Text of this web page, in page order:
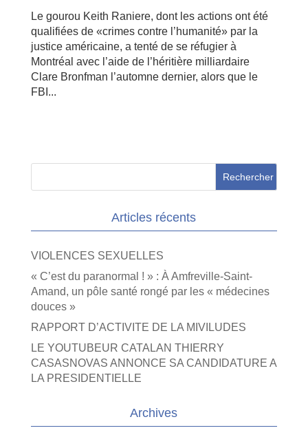
Le gourou Keith Raniere, dont les actions ont été
qualifiées de «crimes contre l’humanité» par la
justice américaine, a tenté de se réfugier à
Montréal avec l’aide de l’héritière milliardaire
Clare Bronfman l’automne dernier, alors que le
FBI...
Articles récents
VIOLENCES SEXUELLES
« C’est du paranormal ! » : À Amfreville-Saint-
Amand, un pôle santé rongé par les « médecines
douces »
RAPPORT D’ACTIVITE DE LA MIVILUDES
LE YOUTUBEUR CATALAN THIERRY
CASASNOVAS ANNONCE SA CANDIDATURE A
LA PRESIDENTIELLE
Archives